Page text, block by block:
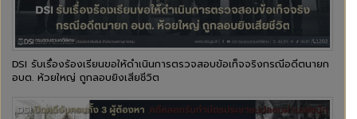
DSI รับเรื่องร้องเรียนขอให้ดำเนินการตรวจสอบข้อเท็จจริงกรณีอดีตนายก
อบต. ห้วยใหญ่ ถูกลอบยิงเสียชีวิต